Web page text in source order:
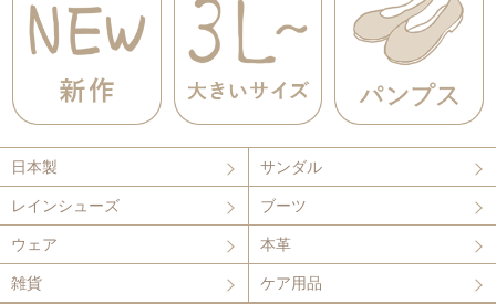
日本製 サンダル
レインシューズ ブーツ
ウェア 本革
雑貨 ケア用品